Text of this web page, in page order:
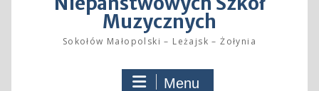
Muzycznych
Sokołów Małopolski – Leżajsk – Żołynia
Menu